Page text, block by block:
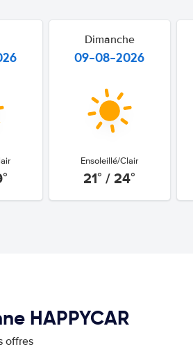
Dimanche
09-08-2026
Ensoleillé/Clair
21° / 24°
HAPPYCAR
offres